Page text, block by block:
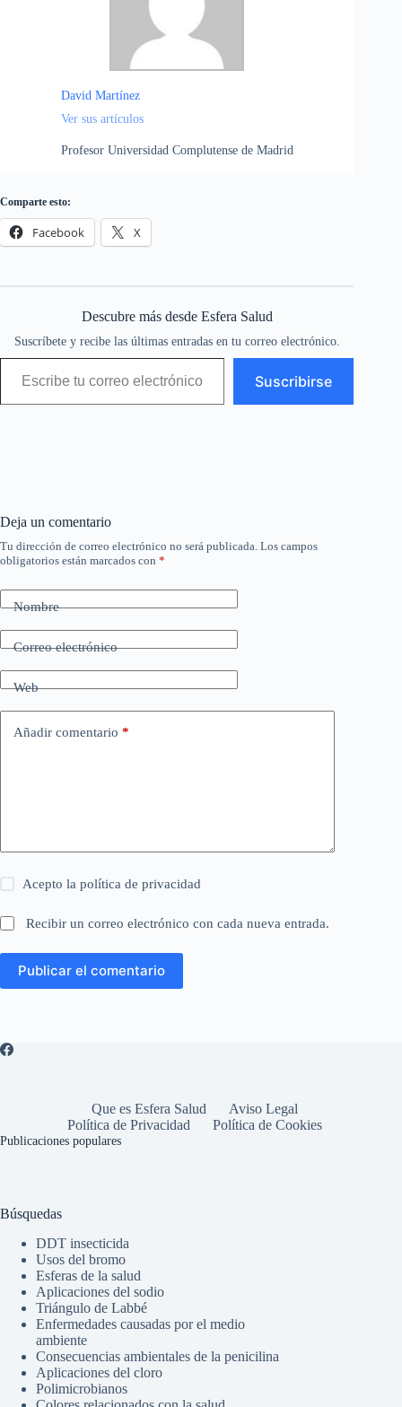
David Martínez
Ver sus artículos
Profesor Universidad Complutense de Madrid
Comparte esto:
Facebook X
Descubre más desde Esfera Salud
Suscríbete y recibe las últimas entradas en tu correo electrónico.
Escribe tu correo electrónico…
Suscribirse
Deja un comentario
Tu dirección de correo electrónico no será publicada. Los campos
obligatorios están marcados con *
Nombre
Correo electrónico
Web
Añadir comentario *
Acepto lapolítica de privacidad
Recibir un correo electrónico con cada nueva entrada.
Publicar el comentario
Que es Esfera Salud
Aviso Legal
Política de Privacidad
Política de Cookies
Publicaciones populares
Búsquedas
DDT insecticida
Usos del bromo
Esferas de la salud
Aplicaciones del sodio
Triángulo de Labbé
Enfermedades causadas por el medio
ambiente
Consecuencias ambientales de la penicilina
Aplicaciones del cloro
Polimicrobianos